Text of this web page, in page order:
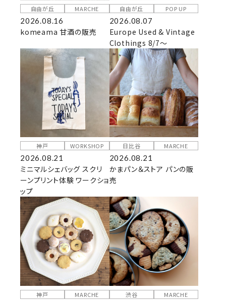
自由が丘 MARCHE
2026.08.16
komeama 甘酒の販売
自由が丘 POP UP
2026.08.07
Europe Used & Vintage
Clothings 8/7～
神戸 WORKSHOP
2026.08.21
ミニマルシェバッグ スクリ
ーンプリント体験 ワークショ
ップ
日比谷 MARCHE
2026.08.21
かまパン＆ストア パンの販
売
神戸 MARCHE 渋谷 MARCHE